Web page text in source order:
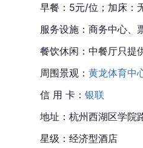
早餐：5元/位；加床：
服务设施：商务中心、
餐饮休闲：中餐厅只提
周围景观： 黄龙体育中
信 用 卡： 银联
地址：杭州西湖区学院
星级：经济型酒店